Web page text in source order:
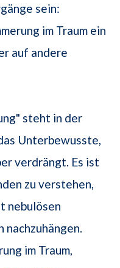
sein:
im Traum ein
auf andere
steht in der
Unterbewusste,
verdrängt. Es ist
zu verstehen,
nebulösen
nachzuhängen.
im Traum,